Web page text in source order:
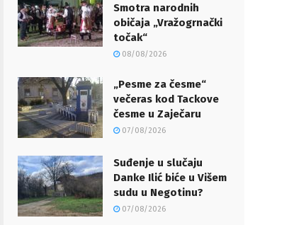
Smotra narodnih
običaja „Vražogrnački
točak“
08/08/2026
„Pesme za česme“
večeras kod Tackove
česme u Zaječaru
07/08/2026
Suđenje u slučaju
Danke Ilić biće u Višem
sudu u Negotinu?
07/08/2026